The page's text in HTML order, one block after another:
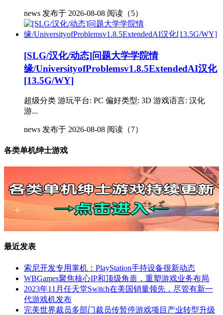
news 发布于 2026-08-08 阅读（5）
[SLG/汉化/动态]问题大学学院情
缘/UniversityofProblemsv1.8.5ExtendedAI汉化
[13.5G/WY]
超级分类 游玩平台: PC 偏好类型: 3D 游戏语言: 汉化
游...
news 发布于 2026-08-08 阅读（7）
各类单机绅士游戏
最近发表
索尼开发专用掌机：PlayStation手持设备很新动态
WBGames聚焦核心IP和顶级角啬，重塑游戏业务布局
2023年11月任天堂Switch在美国销量领先，尽管有新一
代游戏机发布
完美世界裁员多部门裁员传暂停游戏项目产业转型升级